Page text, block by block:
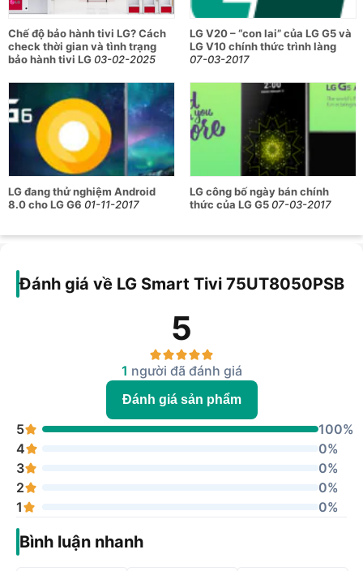
Chế độ bảo hành tivi LG? Cách
check thời gian và tình trạng
bảo hành tivi LG03-02-2025
LG V20 – “con lai” của LG G5 và
LG V10 chính thức trình làng
07-03-2017
LG đang thử nghiệm Android
8.0 cho LG G6 01-11-2017
LG công bố ngày bán chính
thức của LG G507-03-2017
Đánh giá về LG Smart Tivi 75UT8050PSB
5
1 người đã đánh giá
Đánh giá sản phẩm
5
100%
4
0%
3
0%
2
0%
1
0%
Bình luận nhanh